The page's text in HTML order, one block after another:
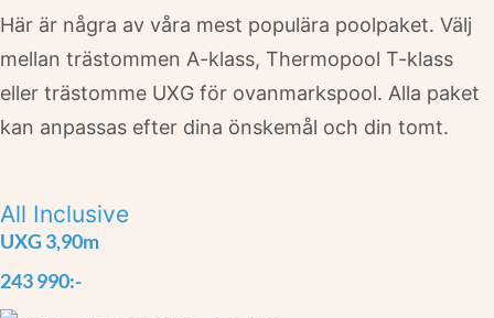
Här är några av våra mest populära poolpaket. Välj
mellan trästommen A-klass, Thermopool T-klass
eller trästomme UXG för ovanmarkspool. Alla paket
kan anpassas efter dina önskemål och din tomt.
All Inclusive
UXG 3,90m
243 990:-